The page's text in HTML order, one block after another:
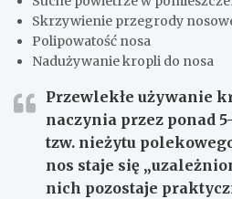
Skrzywienie przegrody
Polipowatość nosa
Nadużywanie kropli do nosa
Przewlekłe używanie
naczynia przez ponad
tzw. nieżytu
nos staje się
nich pozostaje